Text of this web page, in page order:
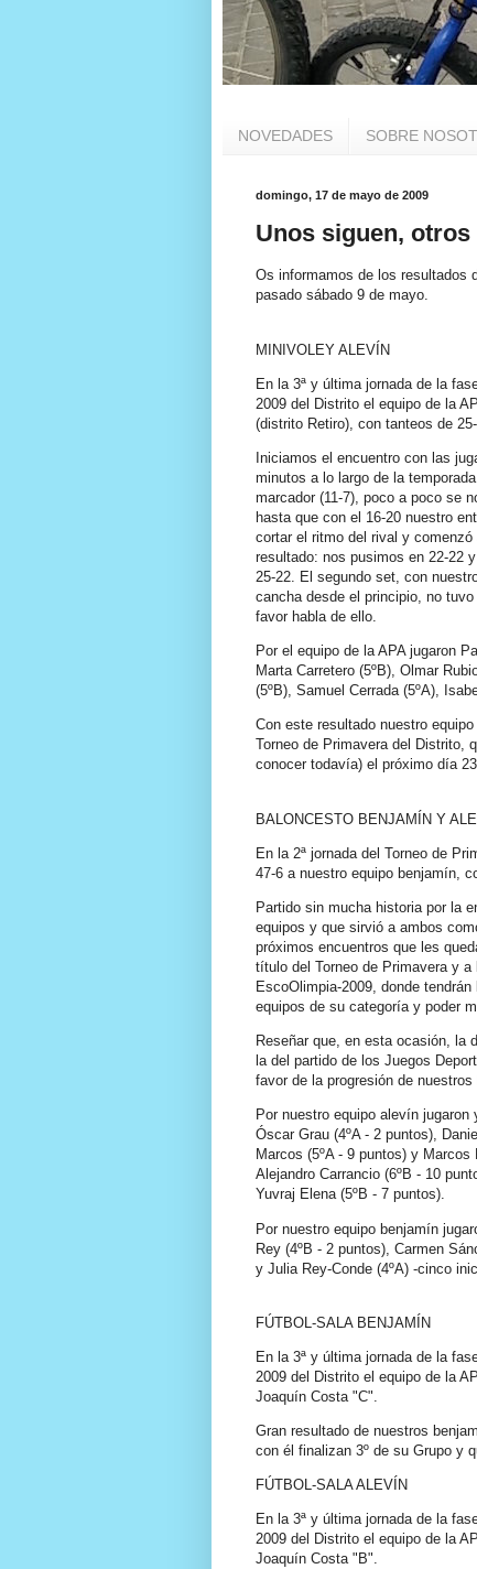
NOVEDADES SOBRE
domingo, 17 de mayo de 2009
Unos siguen, otros
Os informamos de los resultados
pasado sábado 9 de mayo.
MINIVOLEY ALEVÍN
En la 3ª y última jornada de la
2009 del Distrito el equipo de la
(distrito Retiro), con tanteos de
Iniciamos el encuentro con las
minutos a lo largo de la
marcador (11-7), poco a poco se
hasta que con el 16-20 nuestro
cortar el ritmo del rival y
resultado: nos pusimos en 22-22
25-22. El segundo set, con
cancha desde el principio, no
favor habla de ello.
Por el equipo de la APA jugaron
Marta Carretero (5ºB), Olmar
(5ºB), Samuel Cerrada (5ºA),
Con este resultado nuestro
Torneo de Primavera del Distrito,
conocer todavía) el próximo día
BALONCESTO BENJAMÍN Y
En la 2ª jornada del Torneo de
47-6 a nuestro equipo benjamín,
Partido sin mucha historia por la
equipos y que sirvió a ambos
próximos encuentros que les
título del Torneo de Primavera y
EscoOlimpia-2009, donde
equipos de su categoría y poder
Reseñar que, en esta ocasión, la
la del partido de los Juegos
favor de la progresión de nuestros
Por nuestro equipo alevín
Óscar Grau (4ºA - 2 puntos),
Marcos (5ºA - 9 puntos) y
Alejandro Carrancio (6ºB - 10
Yuvraj Elena (5ºB - 7 puntos).
Por nuestro equipo benjamín
Rey (4ºB - 2 puntos), Carmen
y Julia Rey-Conde (4ºA) -cinco
FÚTBOL-SALA BENJAMÍN
En la 3ª y última jornada de la
2009 del Distrito el equipo de la
Joaquín Costa "C".
Gran resultado de nuestros
con él finalizan 3º de su Grupo y
FÚTBOL-SALA ALEVÍN
En la 3ª y última jornada de la
2009 del Distrito el equipo de la
Joaquín Costa "B".